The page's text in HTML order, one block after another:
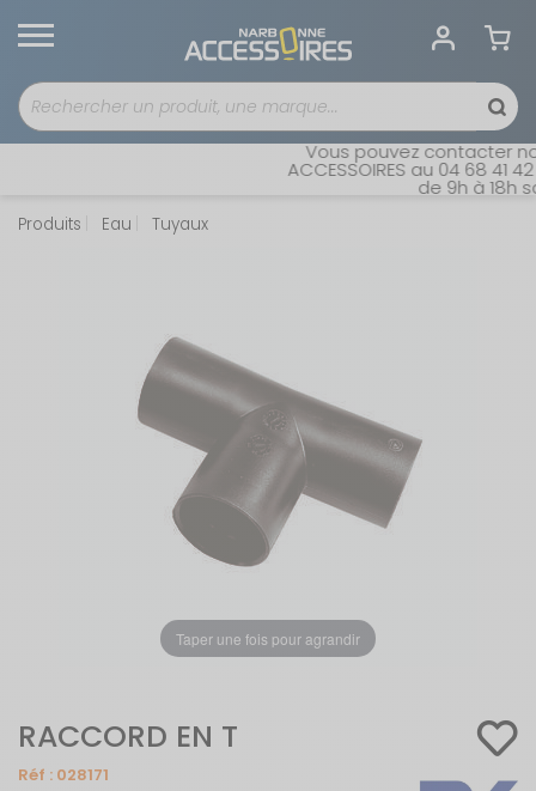
Vous pouvez contacter
ACCESSOIRES au 04 68 41
de 9h à 18h
Produits Eau Tuyaux
Taper une fois pour agrandir
RACCORD EN T
Réf : 028171